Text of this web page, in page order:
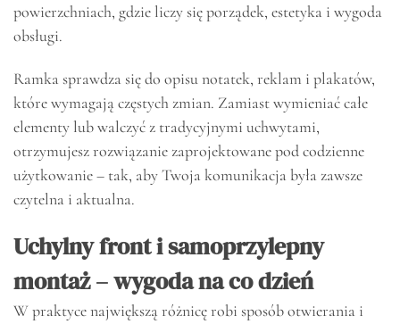
powierzchniach, gdzie liczy się porządek, estetyka i wygoda
obsługi.
Ramka sprawdza się do opisu notatek, reklam i plakatów,
które wymagają częstych zmian. Zamiast wymieniać całe
elementy lub walczyć z tradycyjnymi uchwytami,
otrzymujesz rozwiązanie zaprojektowane pod codzienne
użytkowanie – tak, aby Twoja komunikacja była zawsze
czytelna i aktualna.
Uchylny front i samoprzylepny
montaż – wygoda na co dzień
W praktyce największą różnicę robi sposób otwierania i